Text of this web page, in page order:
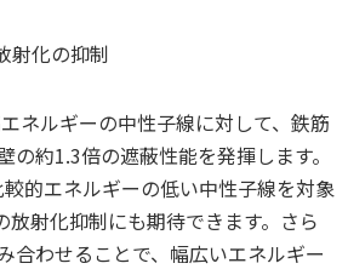
射化の抑制
ネルギーの中性子線に対して、鉄筋
の約1.3倍の遮蔽性能を発揮します。
較的エネルギーの低い中性子線を対象
放射化抑制にも期待できます。さら
合わせることで、幅広いエネルギー